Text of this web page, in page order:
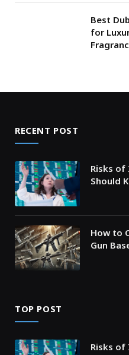
Best
for
RECENT POST
Risks of
Should
How to
Gun
TOP POST
Risks of